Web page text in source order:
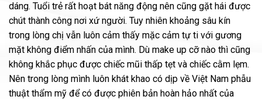
dáng. Tuổi trẻ rất hoạt bát năng động nên cũng gặt hái được
chút thành công nơi xứ người. Tuy nhiên khoảng sâu kín
trong lòng chị vẫn luôn cảm thấy mặc cảm tự ti với gương
mặt không điểm nhấn của mình. Dù make up cỡ nào thì cũng
không khắc phục được chiếc mũi thấp tẹt và chiếc cằm lẹm.
Nên trong lòng mình luôn khát khao có dịp về Việt Nam phẫu
thuật thẩm mỹ để có được phiên bản hoàn hảo nhất của